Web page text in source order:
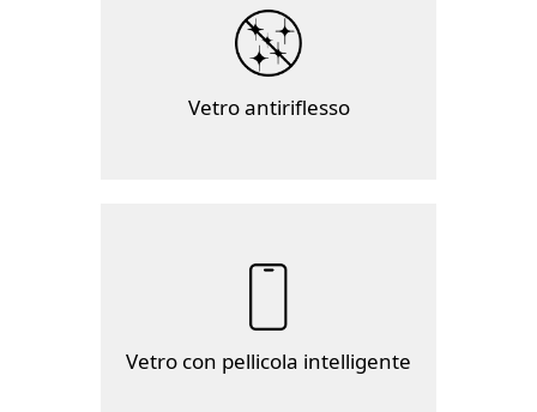
Vetro antiriflesso
Vetro con pellicola intelligente